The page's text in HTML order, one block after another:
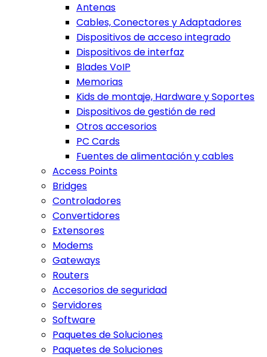
Antenas
Cables, Conectores y Adaptadores
Dispositivos de acceso integrado
Dispositivos de interfaz
Blades VoIP
Memorias
Kids de montaje, Hardware y Soportes
Dispositivos de gestión de red
Otros accesorios
PC Cards
Fuentes de alimentación y cables
Access Points
Bridges
Controladores
Convertidores
Extensores
Modems
Gateways
Routers
Accesorios de seguridad
Servidores
Software
Paquetes de Soluciones
Paquetes de Soluciones